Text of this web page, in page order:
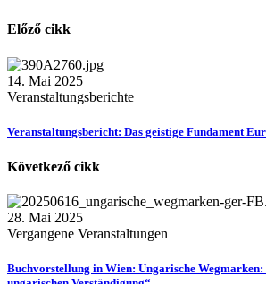
Előző cikk
14. Mai 2025
Veranstaltungsberichte
Veranstaltungsbericht: Das geistige Fundament
Következő cikk
28. Mai 2025
Vergangene Veranstaltungen
Buchvorstellung in Wien: Ungarische